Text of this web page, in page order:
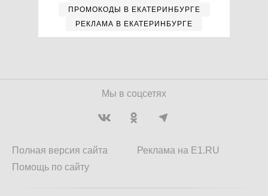
ПРОМОКОДЫ В ЕКАТЕРИНБУРГЕ
РЕКЛАМА В ЕКАТЕРИНБУРГЕ
Мы в соцсетях
Полная версия сайта
Помощь по сайту
Реклама на E1.RU